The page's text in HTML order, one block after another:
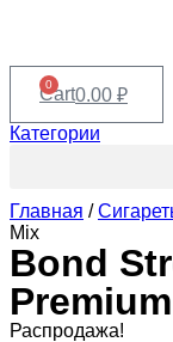
0.00 ₽
0
Cart
Категории
Главная /
Mix
Bond
Распродажа!